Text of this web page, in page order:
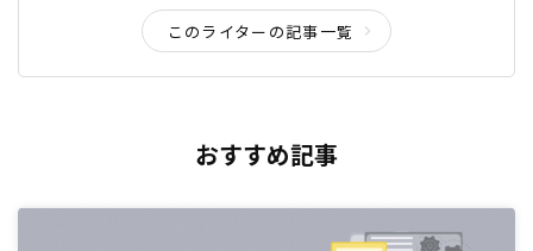
このライターの記事一覧
おすすめ記事